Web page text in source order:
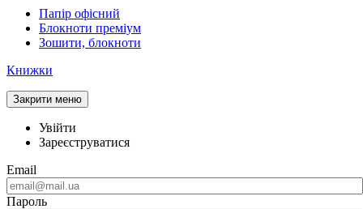
Папір офісний
Блокноти преміум
Зошити, блокноти
Книжки
Закрити меню
Увійти
Зареєструватися
Email
Пароль